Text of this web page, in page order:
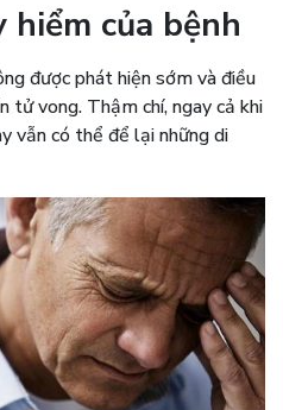
hiểm của bệnh
được phát hiện sớm và điều
vong. Thậm chí, ngay cả khi
vẫn có thể để lại những di